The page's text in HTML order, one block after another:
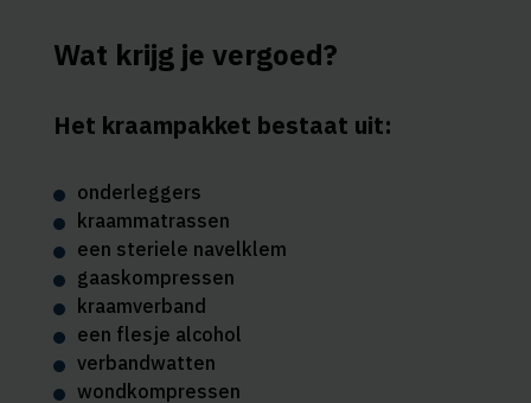
Wat krijg je vergoed?
Het kraampakket bestaat uit:
onderleggers
kraammatrassen
een steriele navelklem
gaaskompressen
kraamverband
een flesje alcohol
verbandwatten
wondkompressen